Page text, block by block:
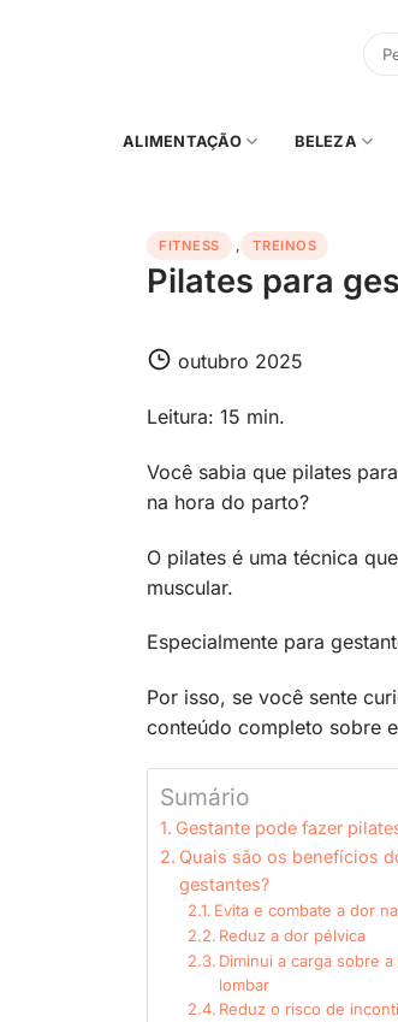
ALIMENTAÇÃO BELEZA
FITNESS , TREINOS
Pilates para
outubro 2025
Leitura: 15 min.
Você sabia que pilates
na hora do parto?
O pilates é uma técnica
muscular.
Especialmente para
Por isso, se você sente
conteúdo completo sobre
Sumário
Gestante pode fazer
Quais são os benefícios
gestantes?
Evita e combate a dor
Reduz a dor pélvica
Diminui a carga sobre
lombar
Reduz o risco de